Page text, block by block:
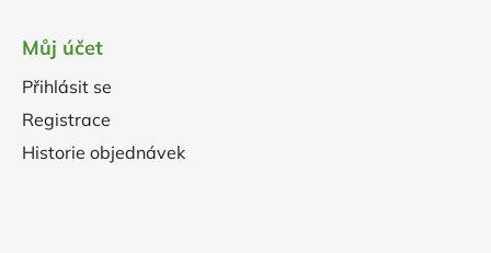
Můj účet
Přihlásit se
Registrace
Historie objednávek